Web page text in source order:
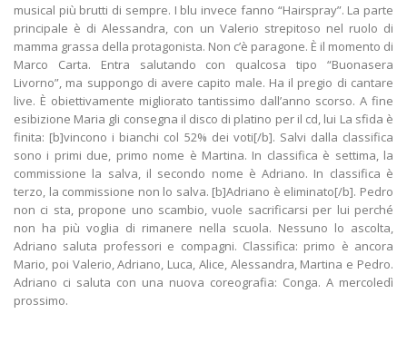
musical più brutti di sempre. I blu invece fanno “Hairspray”. La parte
principale è di Alessandra, con un Valerio strepitoso nel ruolo di
mamma grassa della protagonista. Non c’è paragone. È il momento di
Marco Carta. Entra salutando con qualcosa tipo “Buonasera
Livorno”, ma suppongo di avere capito male. Ha il pregio di cantare
live. È obiettivamente migliorato tantissimo dall’anno scorso. A fine
esibizione Maria gli consegna il disco di platino per il cd, lui La sfida è
finita: [b]vincono i bianchi col 52% dei voti[/b]. Salvi dalla classifica
sono i primi due, primo nome è Martina. In classifica è settima, la
commissione la salva, il secondo nome è Adriano. In classifica è
terzo, la commissione non lo salva. [b]Adriano è eliminato[/b]. Pedro
non ci sta, propone uno scambio, vuole sacrificarsi per lui perché
non ha più voglia di rimanere nella scuola. Nessuno lo ascolta,
Adriano saluta professori e compagni. Classifica: primo è ancora
Mario, poi Valerio, Adriano, Luca, Alice, Alessandra, Martina e Pedro.
Adriano ci saluta con una nuova coreografia: Conga. A mercoledì
prossimo.